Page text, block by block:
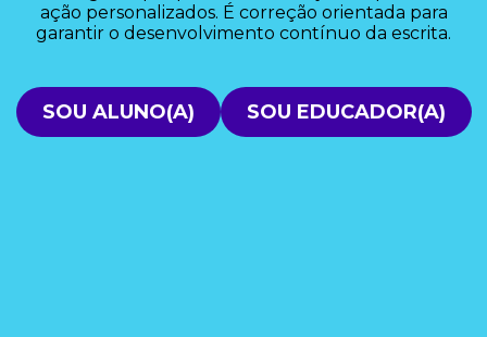
ação personalizados. É correção orientada para
garantir o desenvolvimento contínuo da escrita.
SOU ALUNO(A) SOU EDUCADOR(A)